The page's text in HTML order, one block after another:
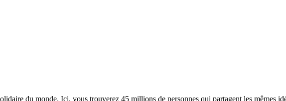
du monde. Ici, vous trouverez 45 millions de personnes qui partagent les mêmes